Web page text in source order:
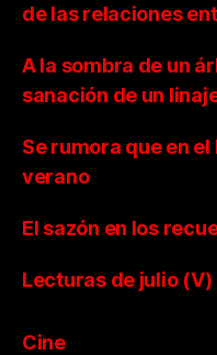
de las relaciones
A la sombra de un
sanación de un
Se rumora que en
verano
El sazón en los
Lecturas de julio (V)
Cine